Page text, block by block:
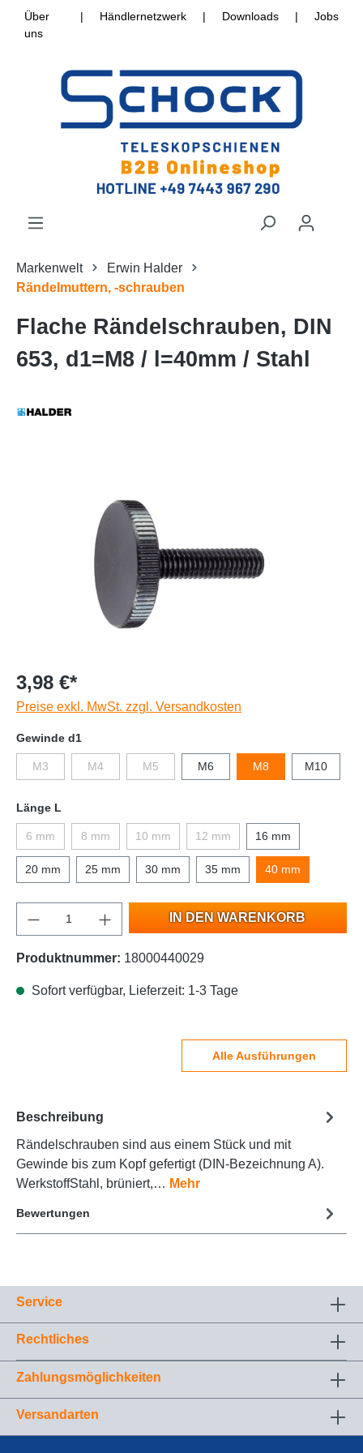
Über
uns
| Händlernetzwerk | Downloads | Jobs
Markenwelt
Erwin Halder
Rändelmuttern, -schrauben
Flache Rändelschrauben, DIN
653, d1=M8 / l=40mm / Stahl
3,98 €*
Preise exkl. MwSt. zzgl. Versandkosten
Gewinde d1
M3 M4 M5 M6 M8 M10
Länge L
6 mm 8 mm 10 mm 12 mm 16 mm
20 mm 25 mm 30 mm 35 mm 40 mm
IN DEN WARENKORB
Produktnummer: 18000440029
Sofort verfügbar, Lieferzeit: 1-3 Tage
Alle Ausführungen
Beschreibung
Rändelschrauben sind aus einem Stück und mit
Gewinde bis zum Kopf gefertigt (DIN-Bezeichnung A).
WerkstoffStahl, brüniert,… Mehr
Bewertungen
Service
Rechtliches
Zahlungsmöglichkeiten
Versandarten